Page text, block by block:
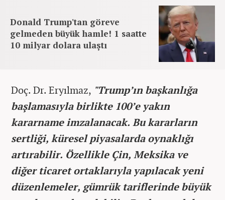
Donald Trump'tan göreve
gelmeden büyük hamle! 1 saatte
10 milyar dolara ulaştı
Doç. Dr. Eryılmaz, "Trump’ın başkanlığa
başlamasıyla birlikte 100’e yakın
kararname imzalanacak. Bu kararların
sertliği, küresel piyasalarda oynaklığı
artırabilir. Özellikle Çin, Meksika ve
diğer ticaret ortaklarıyla yapılacak yeni
düzenlemeler, gümrük tariflerinde büyük